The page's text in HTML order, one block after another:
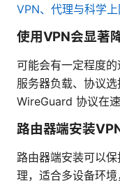
VPN、代理与科学
使用VPN会显著
可能会有一定程度的
服务器负载、协议
WireGuard 协议在
路由器端安装
路由器端安装可以
理，适合多设备环